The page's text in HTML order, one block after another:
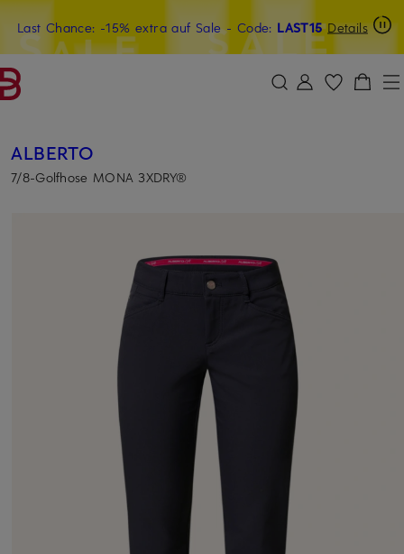
ZUM HAUPTINHALT ÜBERSPRINGEN ZUM SUCHFELD ÜBERSPRINGEN
Last Chance: -15% extra auf Sale- Code: LAST15 Details
15€-Willkommensgutschein mit Beyond sichern
ALBERTO
7/8-Golfhose MONA 3XDRY®